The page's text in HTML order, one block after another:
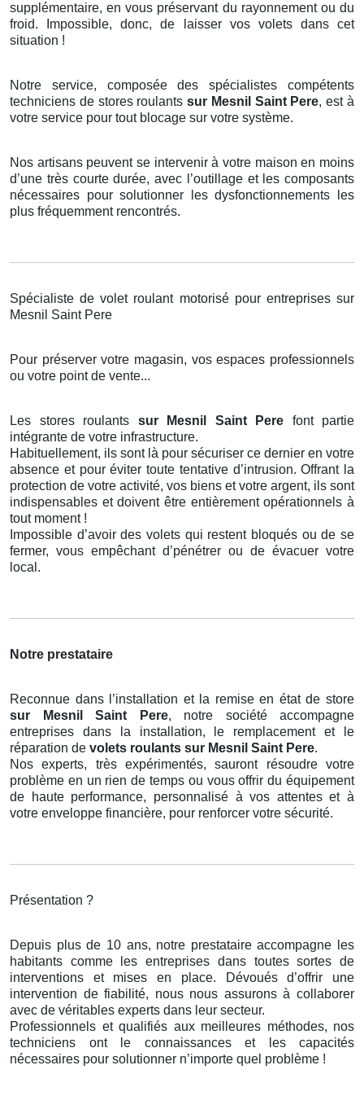
supplémentaire, en vous préservant du rayonnement ou du
froid. Impossible, donc, de laisser vos volets dans cet
situation !
Notre service, composée des spécialistes compétents
techniciens de stores roulantssur Mesnil Saint Pere, est à
votre service pour tout blocage sur votre système.
Nos artisans peuvent se intervenir à votre maison en moins
d’une très courte durée, avec l’outillage et les composants
nécessaires pour solutionner les dysfonctionnements les
plus fréquemment rencontrés.
Spécialiste de volet roulant motorisé pour entreprises sur
Mesnil Saint Pere
Pour préserver votre magasin, vos espaces professionnels
ou votre point de vente...
Les stores roulants sur Mesnil Saint Pere font partie
intégrante de votre infrastructure.
Habituellement, ils sont là pour sécuriser ce dernier en votre
absence et pour éviter toute tentative d’intrusion. Offrant la
protection de votre activité, vos biens et votre argent, ils sont
indispensables et doivent être entièrement opérationnels à
tout moment !
Impossible d’avoir des volets qui restent bloqués ou de se
fermer, vous empêchant d’pénétrer ou de évacuer votre
local.
Notre prestataire
Reconnue dans l’installation et la remise en état de store
sur Mesnil Saint Pere, notre société accompagne
entreprises dans la installation, le remplacement et le
réparation de volets roulants sur Mesnil Saint Pere.
Nos experts, très expérimentés, sauront résoudre votre
problème en un rien de temps ou vous offrir du équipement
de haute performance, personnalisé à vos attentes et à
votre enveloppe financière, pour renforcer votre sécurité.
Présentation ?
Depuis plus de 10 ans, notre prestataire accompagne les
habitants comme les entreprises dans toutes sortes de
interventions et mises en place. Dévoués d’offrir une
intervention de fiabilité, nous nous assurons à collaborer
avec de véritables experts dans leur secteur.
Professionnels et qualifiés aux meilleures méthodes, nos
techniciens ont le connaissances et les capacités
nécessaires pour solutionner n’importe quel problème !